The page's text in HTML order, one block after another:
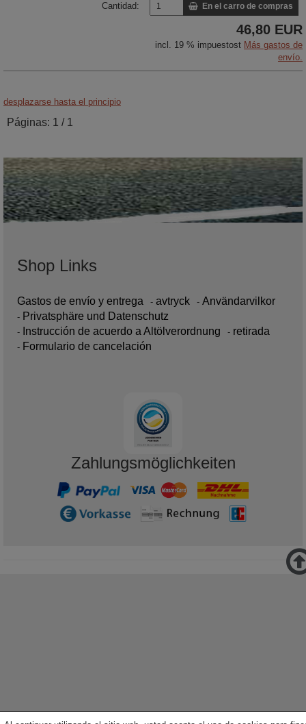
Cantidad: En el carro de compras
46,80 EUR
incl. 19 % impuestost Más gastos de
envío.
desplazarse hasta el principio
Páginas: 1 / 1
Shop Links
Gastos de envío y entrega avtryck
Användarvilkor
Privatsphäre und Datenschutz
Instrucción de acuerdo a Altölverordnung
retirada
Formulario de cancelación
Zahlungsmöglichkeiten